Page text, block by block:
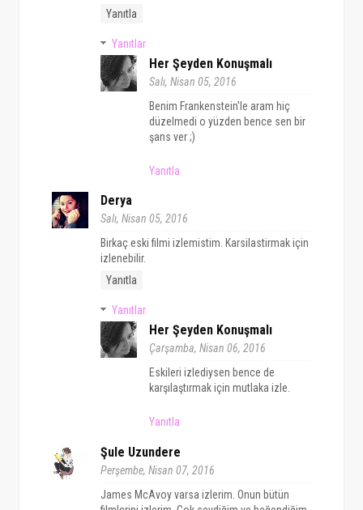
Yanıtla
Yanıtlar
Her Şeyden Konuşmalı
Salı, Nisan 05, 2016
Benim Frankenstein'le aram hiç
düzelmedi o yüzden bence sen bir
şans ver ;)
Yanıtla
Derya
Salı, Nisan 05, 2016
Birkaç eski filmi izlemistim. Karsilastirmak için
izlenebilir.
Yanıtla
Yanıtlar
Her Şeyden Konuşmalı
Çarşamba, Nisan 06, 2016
Eskileri izlediysen bence de
karşılaştırmak için mutlaka izle.
Yanıtla
Şule Uzundere
Perşembe, Nisan 07, 2016
James McAvoy varsa izlerim. Onun bütün